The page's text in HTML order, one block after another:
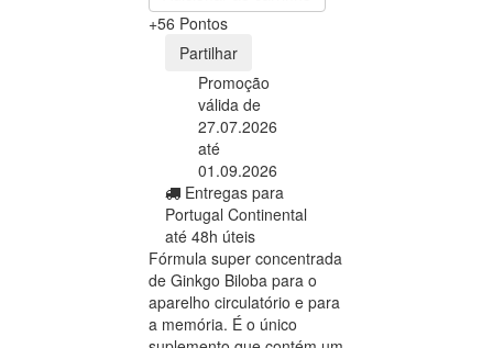
+56 Pontos
Partilhar
Promoção
válida de
27.07.2026
até
01.09.2026
Entregas para
Portugal Continental
até 48h úteis
Fórmula super concentrada
de Ginkgo Biloba para o
aparelho circulatório e para
a memória. É o único